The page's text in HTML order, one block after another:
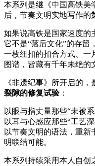
本系列是继《中国高铁美
后，节奏文明实地写作的
如果说高铁是国家速度的
它不是“落后文化”的存
一枚纽扣的扣合方式、一
图谱，皆藏有千年未绝的
《非遗纪事》所开启的，
裂隙的修复试验：
以眼与指丈量那些“未被
以耳与心感应那些“工艺
以节奏文明的语法，重
明联结可能。
本系列持续采用本人自创